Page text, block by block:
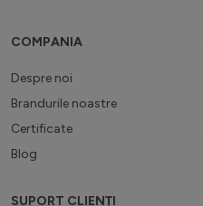
COMPANIA
Despre noi
Brandurile noastre
Certificate
Blog
SUPORT CLIENȚI